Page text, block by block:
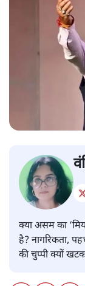
क्या असम का
है? नागरिकता,
की चुप्पी क्यों